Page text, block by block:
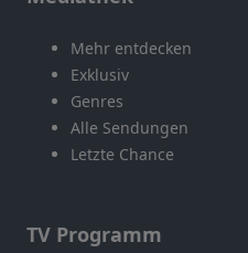
Mehr entdecken
Exklusiv
Genres
Alle Sendungen
Letzte Chance
TV Programm